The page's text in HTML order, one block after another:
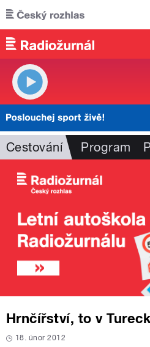
Přejít k hlavnímu obsahu
Cestování Program
Hrnčířství, to v
18. únor 2012